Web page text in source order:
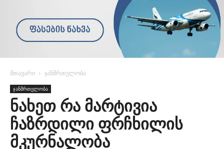
მთავარი ჯანმრთელობა
ჯანმრთელობა
ნახეთ რა მარტივია
ჩაზრდილი ფრჩხილის
მკურნალობა